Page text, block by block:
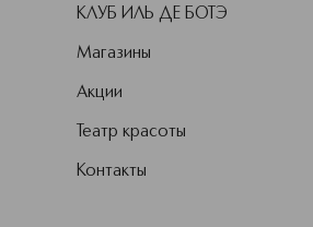
КЛУБ ИЛЬ ДЕ БОТЭ
Магазины
Акции
Театр красоты
Контакты